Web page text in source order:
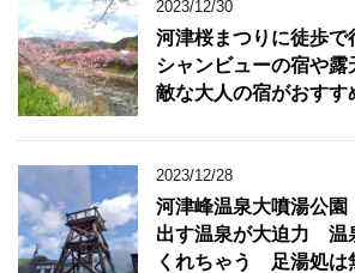
2023/12/30
河津桜まつりに徒歩
シャンビューの宿や
敵な大人の宿がおす
2023/12/28
河津峰温泉大噴湯公
出す温泉が大迫力 温
くれちゃう 足湯処は